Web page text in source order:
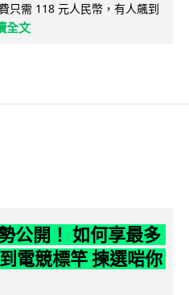
只需 118 元人民幣，有人飆到
全文
公開！ 如何享最多
電競標竿 揀選啱你